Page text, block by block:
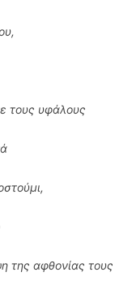
τους υφάλους
της αφθονίας τους